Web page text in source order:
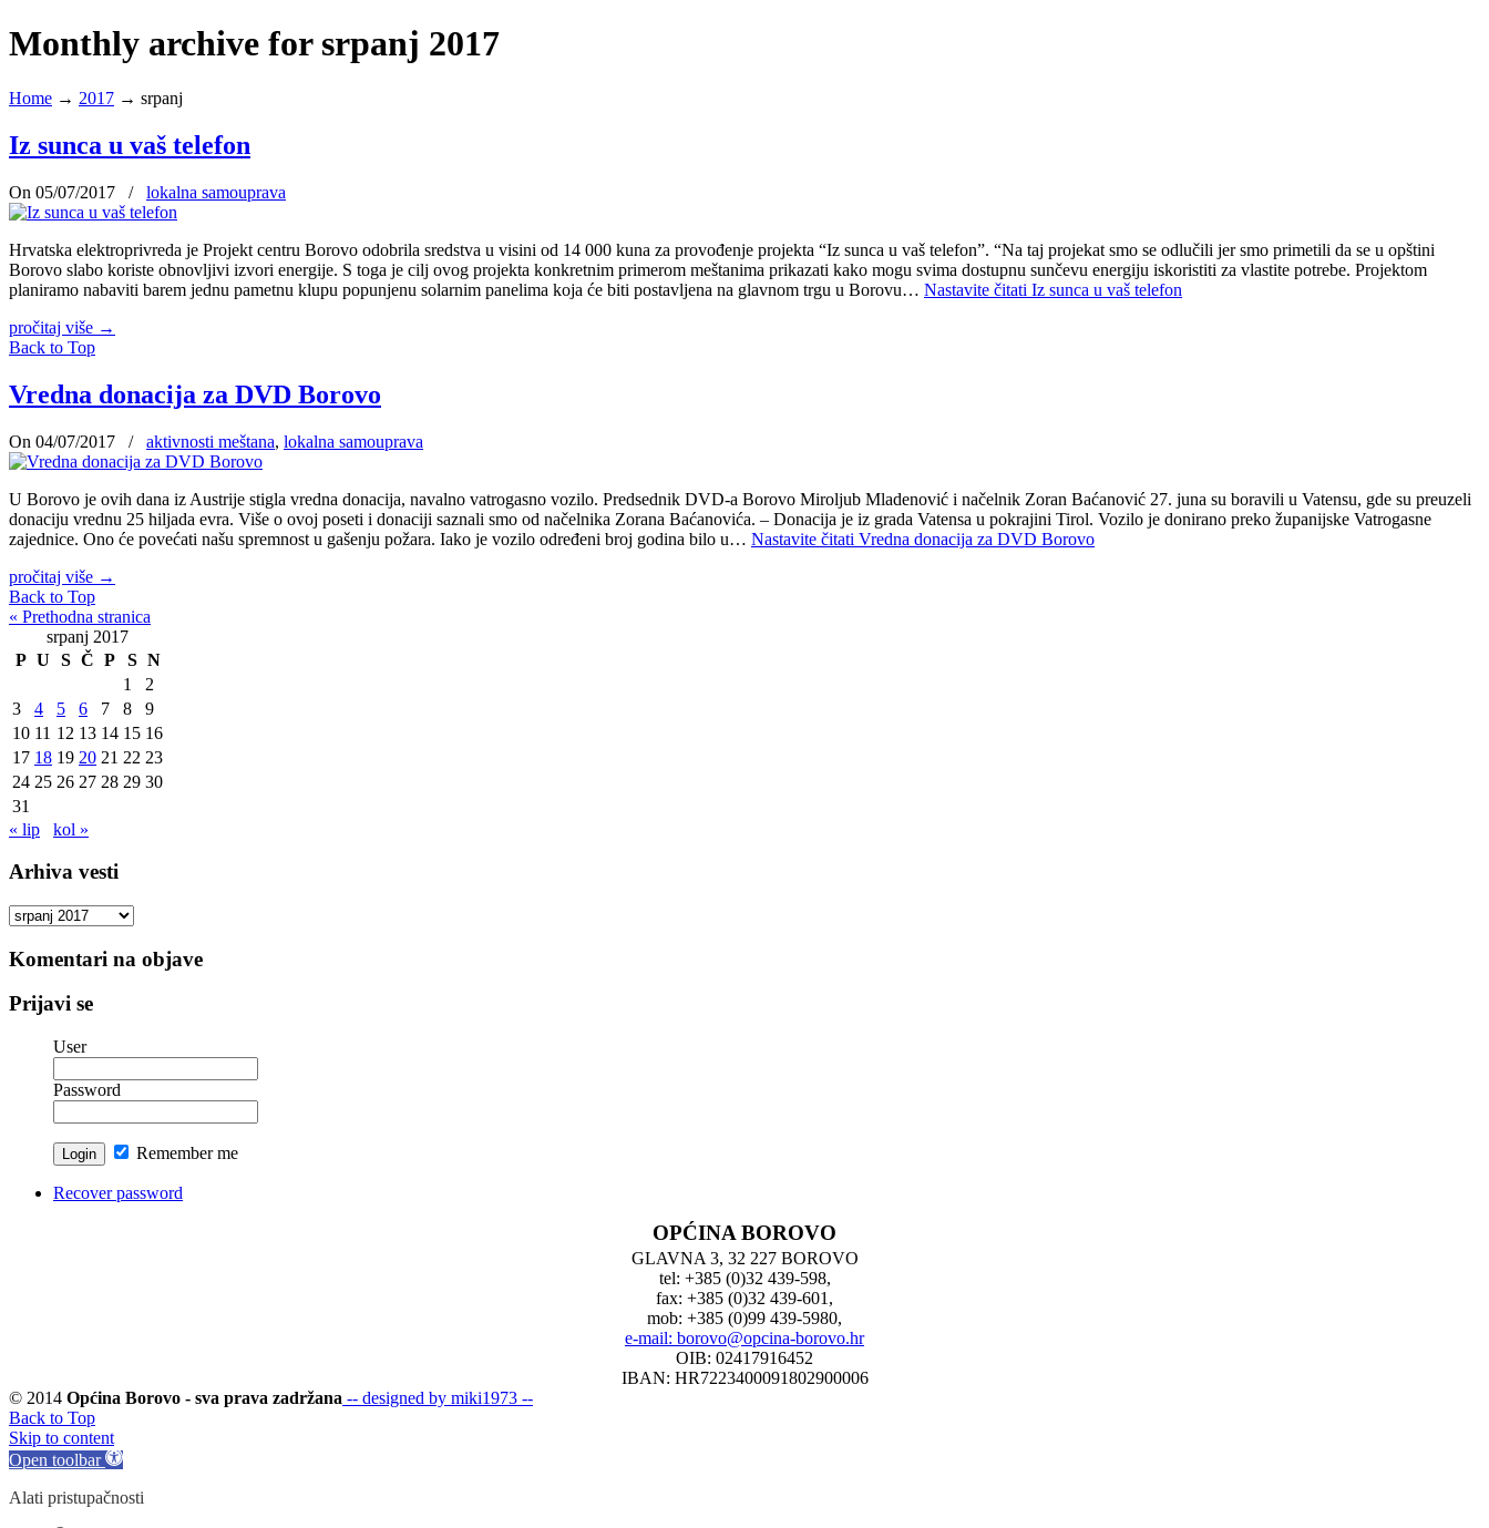
Monthly archive for srpanj 2017
Home → 2017 → srpanj
Iz sunca u vaš telefon
On 05/07/2017 / lokalna samouprava
Hrvatska elektroprivreda je Projekt centru Borovo odobrila sredstva u visini od 14 000 kuna za provođenje projekta “Iz sunca u vaš telefon”. “Na taj projekat smo se odlučili jer smo primetili da se u opštini
Borovo slabo koriste obnovljivi izvori energije. S toga je cilj ovog projekta konkretnim primerom meštanima prikazati kako mogu svima dostupnu sunčevu energiju iskoristiti za vlastite potrebe. Projektom
planiramo nabaviti barem jednu pametnu klupu popunjenu solarnim panelima koja će biti postavljena na glavnom trgu u Borovu… Nastavite čitati Iz sunca u vaš telefon
pročitaj više →
Back to Top
Vredna donacija za DVD Borovo
On 04/07/2017 / aktivnosti meštana, lokalna samouprava
U Borovo je ovih dana iz Austrije stigla vredna donacija, navalno vatrogasno vozilo. Predsednik DVD-a Borovo Miroljub Mladenović i načelnik Zoran Baćanović 27. juna su boravili u Vatensu, gde su preuzeli
donaciju vrednu 25 hiljada evra. Više o ovoj poseti i donaciji saznali smo od načelnika Zorana Baćanovića. – Donacija je iz grada Vatensa u pokrajini Tirol. Vozilo je donirano preko županijske Vatrogasne
zajednice. Ono će povećati našu spremnost u gašenju požara. Iako je vozilo određeni broj godina bilo u… Nastavite čitati Vredna donacija za DVD Borovo
pročitaj više →
Back to Top
« Prethodna stranica
srpanj 2017
P U S Č P S N
1
2
3
4 5 6 7 8
9
10 11 12 13 14 15 16
17 18 19 20 21 22 23
24 25 26 27 28 29 30
31
« lip
kol »
Arhiva vesti
Arhiva
Komentari na objave
Prijavi se
User
Password
Remember me
Recover password
OPĆINA BOROVO
GLAVNA 3, 32 227 BOROVO
tel: +385 (0)32 439-598,
fax: +385 (0)32 439-601,
mob: +385 (0)99 439-5980,
e-mail: borovo@opcina-borovo.hr
OIB: 02417916452
IBAN: HR7223400091802900006
© 2014 Općina Borovo - sva prava zadržana -- designed by miki1973 --
Back to Top
Skip to content
Open toolbar
Alati pristupačnosti